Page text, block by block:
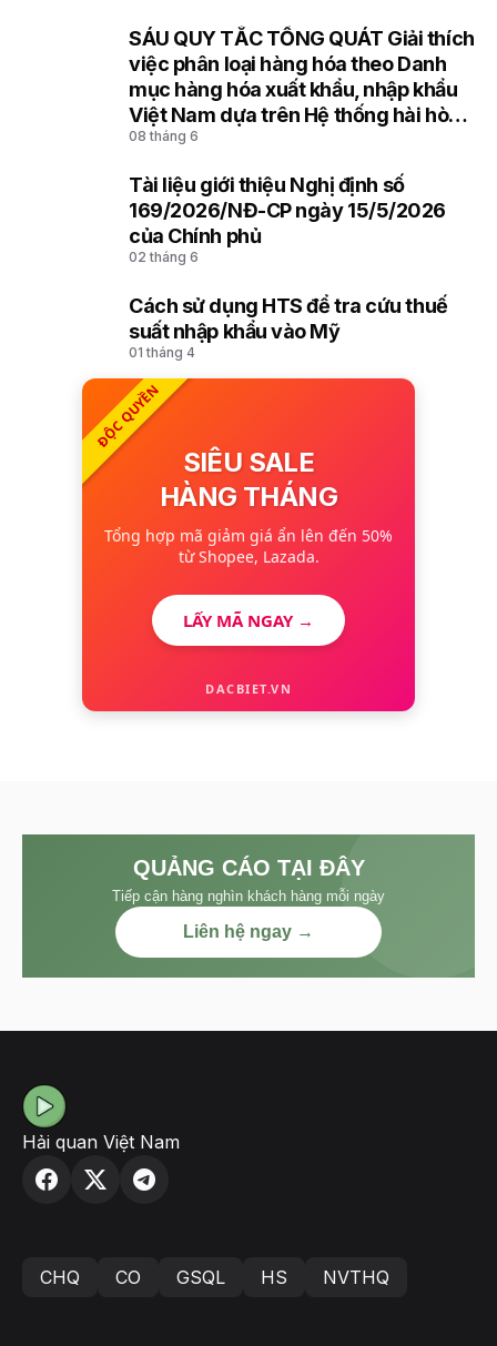
SÁU QUY TẮC TỔNG QUÁT Giải thích
việc phân loại hàng hóa theo Danh
mục hàng hóa xuất khẩu, nhập khẩu
Việt Nam dựa trên Hệ thống hài hòa
mô tả và mã hóa hàng hóa (HS) của
08 tháng 6
Tài liệu giới thiệu Nghị định số
169/2026/NĐ-CP ngày 15/5/2026
của Chính phủ
02 tháng 6
Cách sử dụng HTS để tra cứu thuế
suất nhập khẩu vào Mỹ
01 tháng 4
ĐỘC QUYỀN
SIÊU SALE
HÀNG THÁNG
Tổng hợp mã giảm giá ẩn lên đến 50%
từ Shopee, Lazada.
LẤY MÃ NGAY →
DACBIET.VN
QUẢNG CÁO TẠI ĐÂY
Tiếp cận hàng nghìn khách hàng mỗi ngày
Liên hệ ngay →
Hải quan Việt Nam
CHQ CO GSQL HS NVTHQ